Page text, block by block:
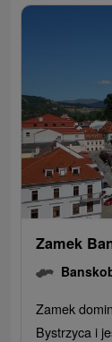
Zamek
Zamek
Bystrzyca i